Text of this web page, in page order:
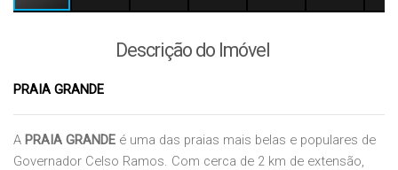
Descrição do Imóvel
PRAIA GRANDE
A PRAIA GRANDE é uma das praias mais belas e populares de
Governador Celso Ramos. Com cerca de 2 km de extensão,